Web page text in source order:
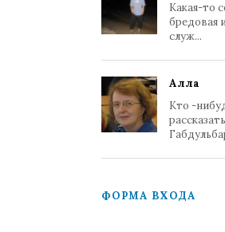
Какая-то
бредовая
служ...
Алла
Кто -
ФОРМА ВХОДА